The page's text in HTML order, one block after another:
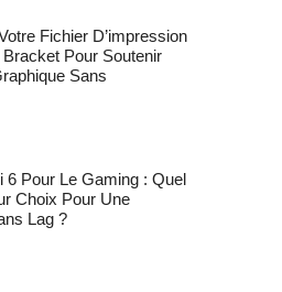
Fichier D’impression
Pour Soutenir
Sans
6 Pour Le Gaming : Quel
Choix Pour Une
Lag ?